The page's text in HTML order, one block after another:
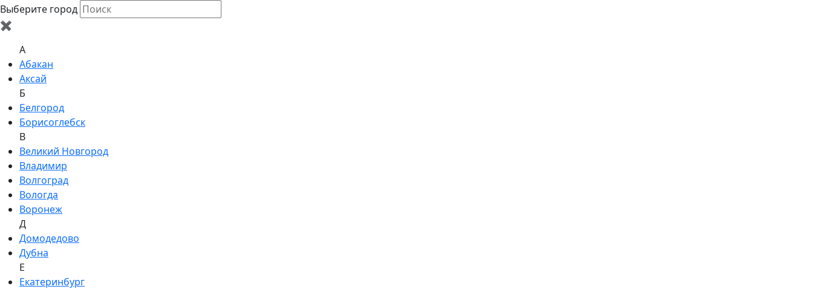
Выберите город
✖
A
Абакан
Аксай
Б
Белгород
Борисоглебск
В
Великий Новгород
Владимир
Волгоград
Вологда
Воронеж
Д
Домодедово
Дубна
Е
Екатеринбург